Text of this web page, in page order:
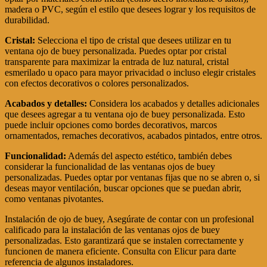
madera o PVC, según el estilo que desees lograr y los requisitos de
durabilidad.
Cristal: Selecciona el tipo de cristal que desees utilizar en tu
ventana ojo de buey personalizada. Puedes optar por cristal
transparente para maximizar la entrada de luz natural, cristal
esmerilado u opaco para mayor privacidad o incluso elegir cristales
con efectos decorativos o colores personalizados.
Acabados y detalles: Considera los acabados y detalles adicionales
que desees agregar a tu ventana ojo de buey personalizada. Esto
puede incluir opciones como bordes decorativos, marcos
ornamentados, remaches decorativos, acabados pintados, entre otros.
Funcionalidad: Además del aspecto estético, también debes
considerar la funcionalidad de las ventanas ojos de buey
personalizadas. Puedes optar por ventanas fijas que no se abren o, si
deseas mayor ventilación, buscar opciones que se puedan abrir,
como ventanas pivotantes.
Instalación de ojo de buey, Asegúrate de contar con un profesional
calificado para la instalación de las ventanas ojos de buey
personalizadas. Esto garantizará que se instalen correctamente y
funcionen de manera eficiente. Consulta con Elicur para darte
referencia de algunos instaladores.